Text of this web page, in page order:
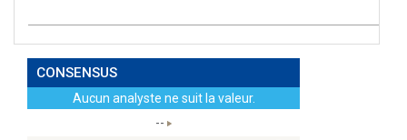
CONSENSUS
Aucun analyste ne suit la valeur.
--